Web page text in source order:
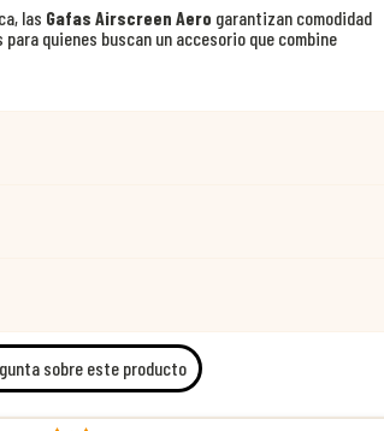
las Gafas Airscreen Aero garantizan comodidad
quienes buscan un accesorio que combine
sobre este producto